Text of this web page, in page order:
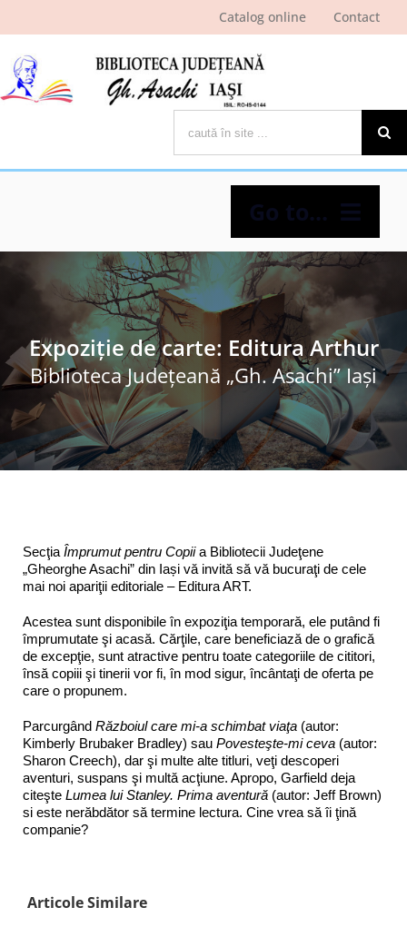
Catalog online Contact
Go to...
Despre bibliotecă
Pagina cititorului
Ştiri şi evenimente
Programe şi proiecte
Expoziție de carte: Editura Arthur
Biblioteca Judeţeană „Gh. Asachi” Iaşi
Secţia Împrumut pentru Copiia Bibliotecii Judeţene
„Gheorghe Asachi” din Iași vă invită să vă bucuraţi de cele
mai noi apariţii editoriale – Editura ART.
Acestea sunt disponibile în expoziţia temporară, ele putând fi
împrumutate şi acasă. Cărţile, care beneficiază de o grafică
de excepţie, sunt atractive pentru toate categoriile de cititori,
însă copiii şi tinerii vor fi, în mod sigur, încântaţi de oferta pe
care o propunem.
Parcurgând Războiul care mi-a schimbat viaţa (autor:
Kimberly Brubaker Bradley) sau Povesteşte-mi ceva (autor:
Sharon Creech), dar şi multe alte titluri, veţi descoperi
aventuri, suspans şi multă acţiune. Apropo, Garfield deja
citeşte Lumea lui Stanley. Prima aventură (autor: Jeff Brown)
si este nerăbdător să termine lectura. Cine vrea să îi ţină
companie?
Articole Similare